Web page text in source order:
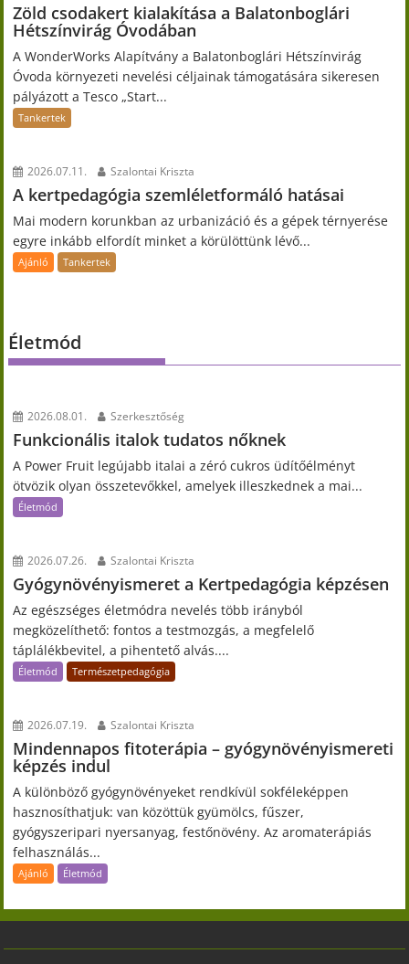
Zöld csodakert kialakítása a Balatonboglári
Hétszínvirág Óvodában
A WonderWorks Alapítvány a Balatonboglári Hétszínvirág
Óvoda környezeti nevelési céljainak támogatására sikeresen
pályázott a Tesco „Start...
Tankertek
2026.07.11. Szalontai Kriszta
A kertpedagógia szemléletformáló hatásai
Mai modern korunkban az urbanizáció és a gépek térnyerése
egyre inkább elfordít minket a körülöttünk lévő...
Ajánló Tankertek
Életmód
2026.08.01. Szerkesztőség
Funkcionális italok tudatos nőknek
A Power Fruit legújabb italai a zéró cukros üdítőélményt
ötvözik olyan összetevőkkel, amelyek illeszkednek a mai...
Életmód
2026.07.26. Szalontai Kriszta
Gyógynövényismeret a Kertpedagógia képzésen
Az egészséges életmódra nevelés több irányból
megközelíthető: fontos a testmozgás, a megfelelő
táplálékbevitel, a pihentető alvás....
Életmód Természetpedagógia
2026.07.19. Szalontai Kriszta
Mindennapos fitoterápia – gyógynövényismereti
képzés indul
A különböző gyógynövényeket rendkívül sokféleképpen
hasznosíthatjuk: van közöttük gyümölcs, fűszer,
gyógyszeripari nyersanyag, festőnövény. Az aromaterápiás
felhasználás...
Ajánló Életmód